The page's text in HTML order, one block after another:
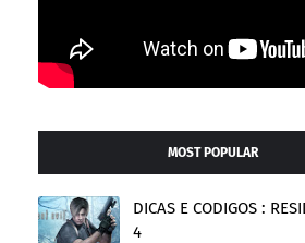
MOST POPULAR
DICAS E CODIGOS :
4